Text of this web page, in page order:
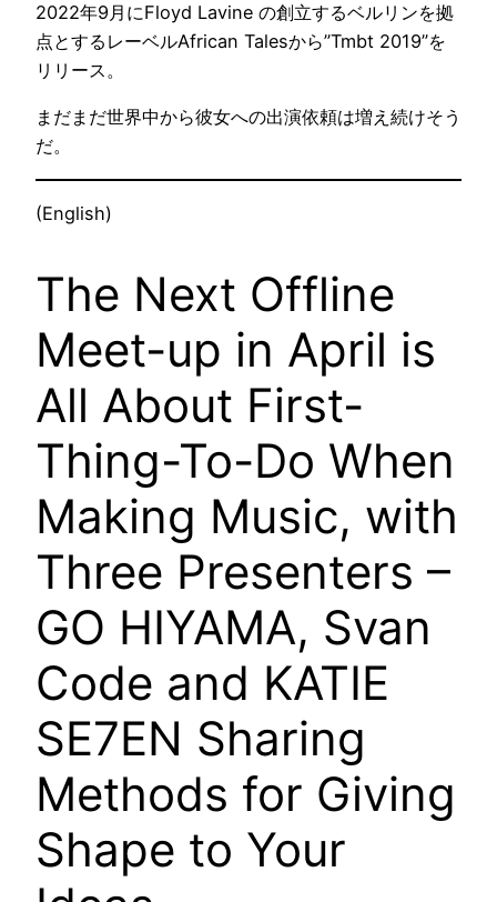
2022年9月にFloyd Lavine の創立するベルリンを拠
点とするレーベルAfrican Talesから”Tmbt 2019”を
リリース。
まだまだ世界中から彼女への出演依頼は増え続けそう
だ。
(English)
The Next Offline
Meet-up in April is
All About First-
Thing-To-Do When
Making Music, with
Three Presenters –
GO HIYAMA, Svan
Code and KATIE
SE7EN Sharing
Methods for Giving
Shape to Your